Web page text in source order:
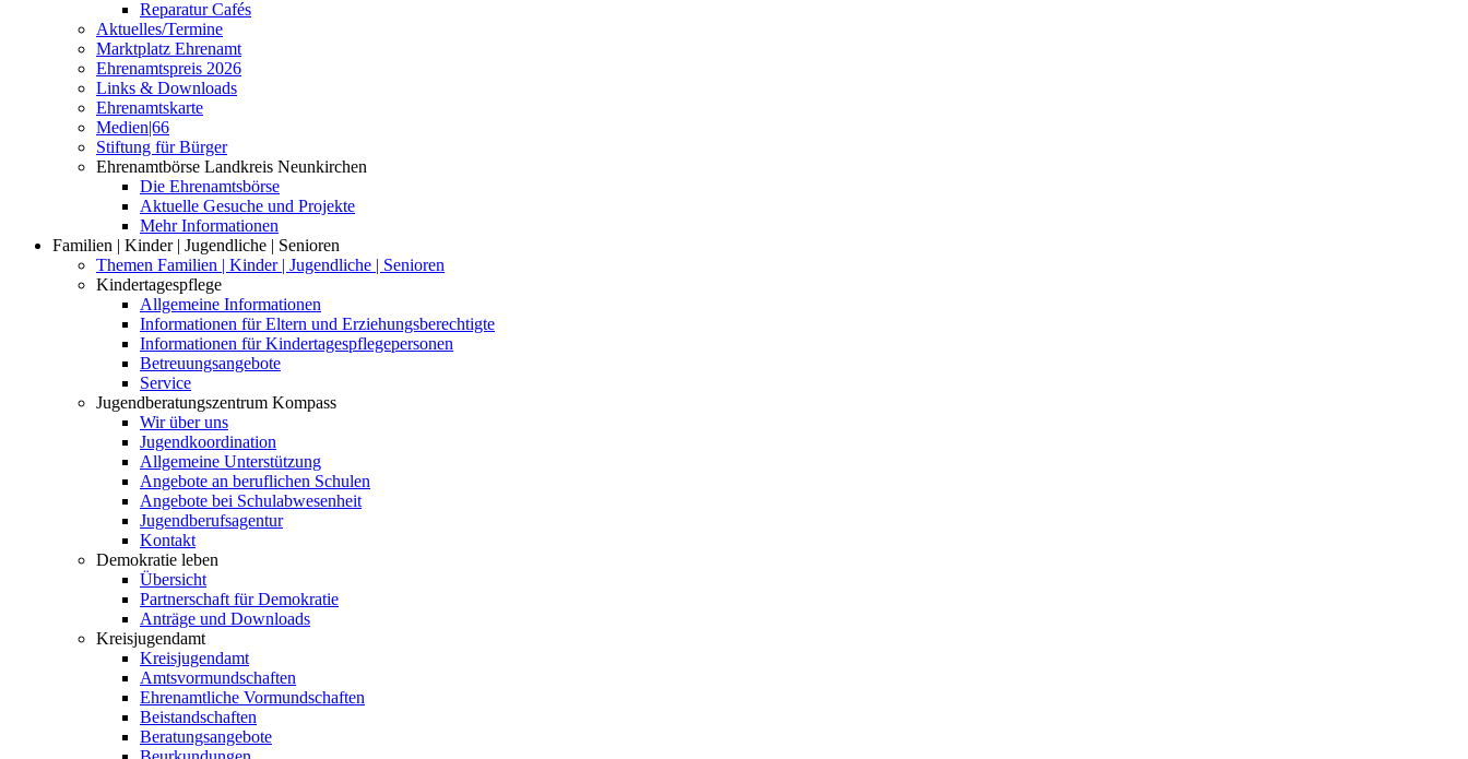
Reparatur Cafés
Aktuelles/Termine
Marktplatz Ehrenamt
Ehrenamtspreis 2026
Links & Downloads
Ehrenamtskarte
Medien|66
Stiftung für Bürger
Ehrenamtbörse Landkreis Neunkirchen
Die Ehrenamtsbörse
Aktuelle Gesuche und Projekte
Mehr Informationen
Familien | Kinder | Jugendliche | Senioren
Themen Familien | Kinder | Jugendliche | Senioren
Kindertagespflege
Allgemeine Informationen
Informationen für Eltern und Erziehungsberechtigte
Informationen für Kindertagespflegepersonen
Betreuungsangebote
Service
Jugendberatungszentrum Kompass
Wir über uns
Jugendkoordination
Allgemeine Unterstützung
Angebote an beruflichen Schulen
Angebote bei Schulabwesenheit
Jugendberufsagentur
Kontakt
Demokratie leben
Übersicht
Partnerschaft für Demokratie
Anträge und Downloads
Kreisjugendamt
Kreisjugendamt
Amtsvormundschaften
Ehrenamtliche Vormundschaften
Beistandschaften
Beratungsangebote